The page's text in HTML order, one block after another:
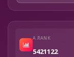
A.RANK
5421122